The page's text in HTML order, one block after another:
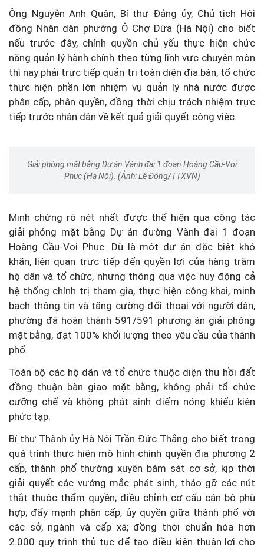
Ông Nguyễn Anh Quân, Bí thư Đảng ủy, Chủ tịch Hội
đồng Nhân dân phường Ô Chợ Dừa (Hà Nội) cho biết
nếu trước đây, chính quyền chủ yếu thực hiện chức
năng quản lý hành chính theo từng lĩnh vực chuyên môn
thì nay phải trực tiếp quản trị toàn diện địa bàn, tổ chức
thực hiện phần lớn nhiệm vụ quản lý nhà nước được
phân cấp, phân quyền, đồng thời chịu trách nhiệm trực
tiếp trước nhân dân về kết quả giải quyết công việc.
Giải phóng mặt bằng Dự án Vành đai 1 đoạn Hoàng Cầu-Voi
Phục (Hà Nội). (Ảnh: Lê Đông/TTXVN)
Minh chứng rõ nét nhất được thể hiện qua công tác
giải phóng mặt bằng Dự án đường Vành đai 1 đoạn
Hoàng Cầu-Voi Phục. Dù là một dự án đặc biệt khó
khăn, liên quan trực tiếp đến quyền lợi của hàng trăm
hộ dân và tổ chức, nhưng thông qua việc huy động cả
hệ thống chính trị tham gia, thực hiện công khai, minh
bạch thông tin và tăng cường đối thoại với người dân,
phường đã hoàn thành 591/591 phương án giải phóng
mặt bằng, đạt 100% khối lượng theo yêu cầu của thành
phố.
Toàn bộ các hộ dân và tổ chức thuộc diện thu hồi đất
đồng thuận bàn giao mặt bằng, không phải tổ chức
cưỡng chế và không phát sinh điểm nóng khiếu kiện
phức tạp.
Bí thư Thành ủy Hà Nội Trần Đức Thắng cho biết trong
quá trình thực hiện mô hình chính quyền địa phương 2
cấp, thành phố thường xuyên bám sát cơ sở, kịp thời
giải quyết các vướng mắc phát sinh, tháo gỡ các nút
thắt thuộc thẩm quyền; điều chỉnh cơ cấu cán bộ phù
hợp; đẩy mạnh phân cấp, ủy quyền giữa thành phố với
các sở, ngành và cấp xã; đồng thời chuẩn hóa hơn
2.000 quy trình thủ tục để tạo điều kiện thuận lợi cho